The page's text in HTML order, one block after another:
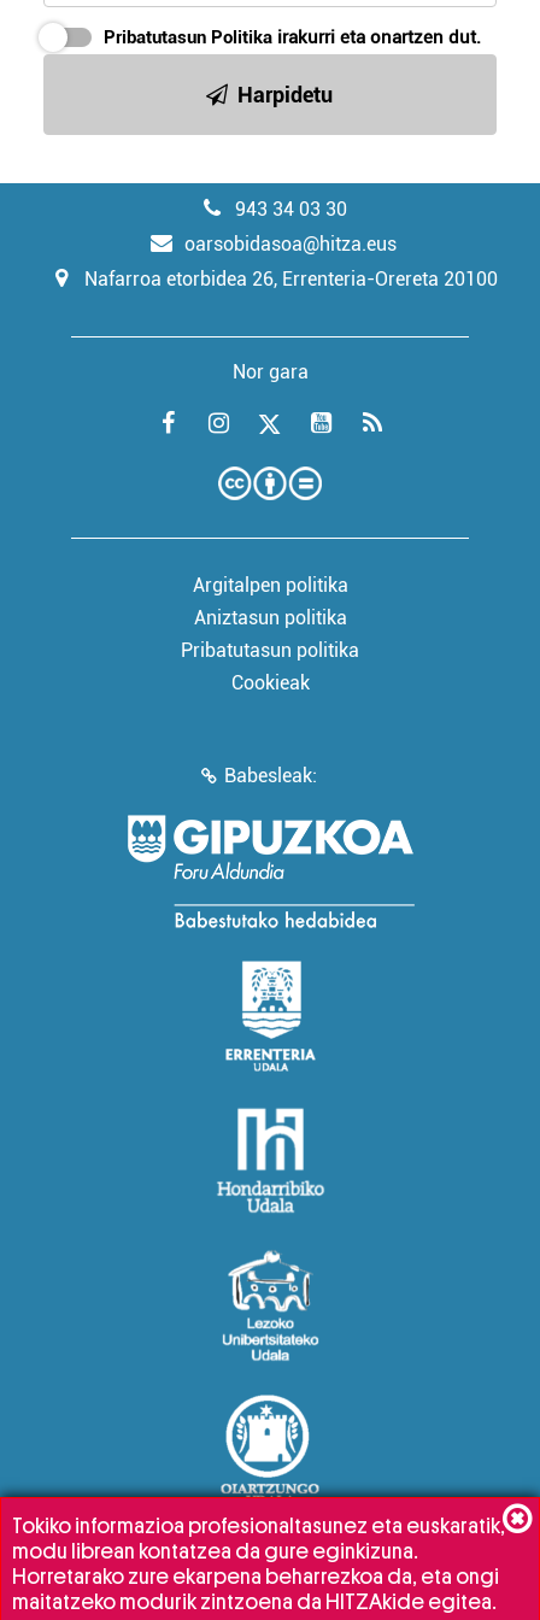
Pribatutasun Politika irakurri eta onartzen dut.
Harpidetu
943 34 03 30
oarsobidasoa@hitza.eus
Nafarroa etorbidea 26, Errenteria-Orereta 20100
Nor gara
Argitalpen politika
Aniztasun politika
Pribatutasun politika
Cookieak
Babesleak:
Tokiko informazioa profesionaltasunez eta euskaratik,
modu librean kontatzea da gure eginkizuna.
Horretarako zure ekarpena beharrezkoa da, eta ongi
maitatzeko modurik zintzoena da HITZAkide egitea.